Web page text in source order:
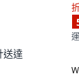
送達